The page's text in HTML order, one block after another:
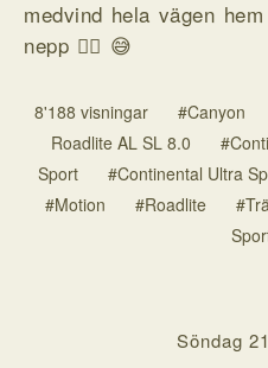
medvind hela vägen
nepp 🤷‍♂️ 😅
8'188 visningar #Canyon
Roadlite AL SL 8.0
Sport
#Continental Ultra
#Motion
#Roadlite
Söndag